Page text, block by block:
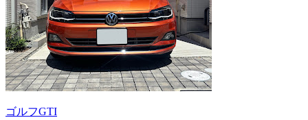
ゴルフGTI